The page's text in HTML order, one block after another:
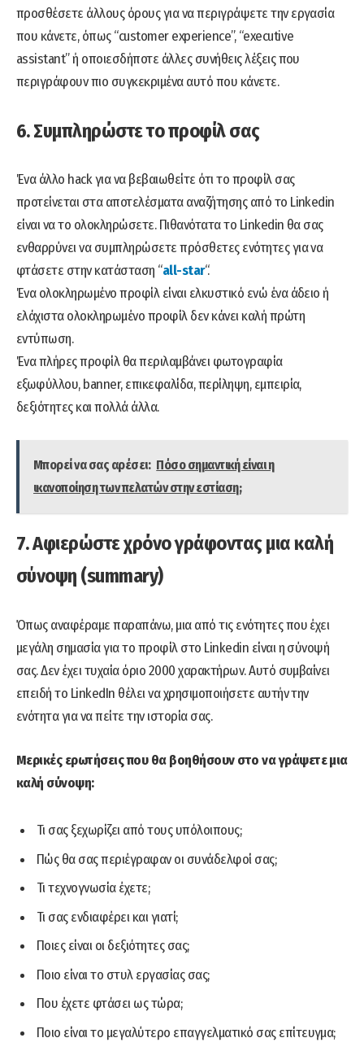
προσθέσετε άλλους όρους για να περιγράψετε την εργασία
που κάνετε, όπως “customer experience”, “executive
assistant” ή οποιεσδήποτε άλλες συνήθεις λέξεις που
περιγράφουν πιο συγκεκριμένα αυτό που κάνετε.
6. Συμπληρώστε το προφίλ σας
Ένα άλλο hack για να βεβαιωθείτε ότι το προφίλ σας
προτείνεται στα αποτελέσματα αναζήτησης από το Linkedin
είναι να τo ολοκληρώσετε. Πιθανότατα το Linkedin θα σας
ενθαρρύνει να συμπληρώσετε πρόσθετες ενότητες για να
φτάσετε στην κατάσταση “all-star“.
Ένα ολοκληρωμένο προφίλ είναι ελκυστικό ενώ ένα άδειο ή
ελάχιστα ολοκληρωμένο προφίλ δεν κάνει καλή πρώτη
εντύπωση.
Ένα πλήρες προφίλ θα περιλαμβάνει φωτογραφία
εξωφύλλου, banner, επικεφαλίδα, περίληψη, εμπειρία,
δεξιότητες και πολλά άλλα.
Μπορεί να σας αρέσει: Πόσο σημαντική είναι η
ικανοποίηση των πελατών στην εστίαση;
7. Αφιερώστε χρόνο γράφοντας μια καλή
σύνοψη (summary)
Όπως αναφέραμε παραπάνω, μια από τις ενότητες που έχει
μεγάλη σημασία για το προφίλ στο Linkedin είναι η σύνοψή
σας. Δεν έχει τυχαία όριο 2000 χαρακτήρων. Αυτό συμβαίνει
επειδή το LinkedIn θέλει να χρησιμοποιήσετε αυτήν την
ενότητα για να πείτε την ιστορία σας.
Μερικές ερωτήσεις που θα βοηθήσουν στο να γράψετε μια
καλή σύνοψη:
Τι σας ξεχωρίζει από τους υπόλοιπους;
Πώς θα σας περιέγραφαν οι συνάδελφοί σας;
Τι τεχνογνωσία έχετε;
Τι σας ενδιαφέρει και γιατί;
Ποιες είναι οι δεξιότητες σας;
Ποιο είναι το στυλ εργασίας σας;
Που έχετε φτάσει ως τώρα;
Ποιο είναι το μεγαλύτερο επαγγελματικό σας επίτευγμα;